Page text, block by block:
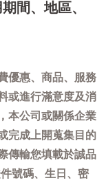
間、地區、
優惠、商品、服務
或進行滿意度及消
本公司或關係企業
完成上開蒐集目的
傳輸您填載於誠品
號碼、生日、密